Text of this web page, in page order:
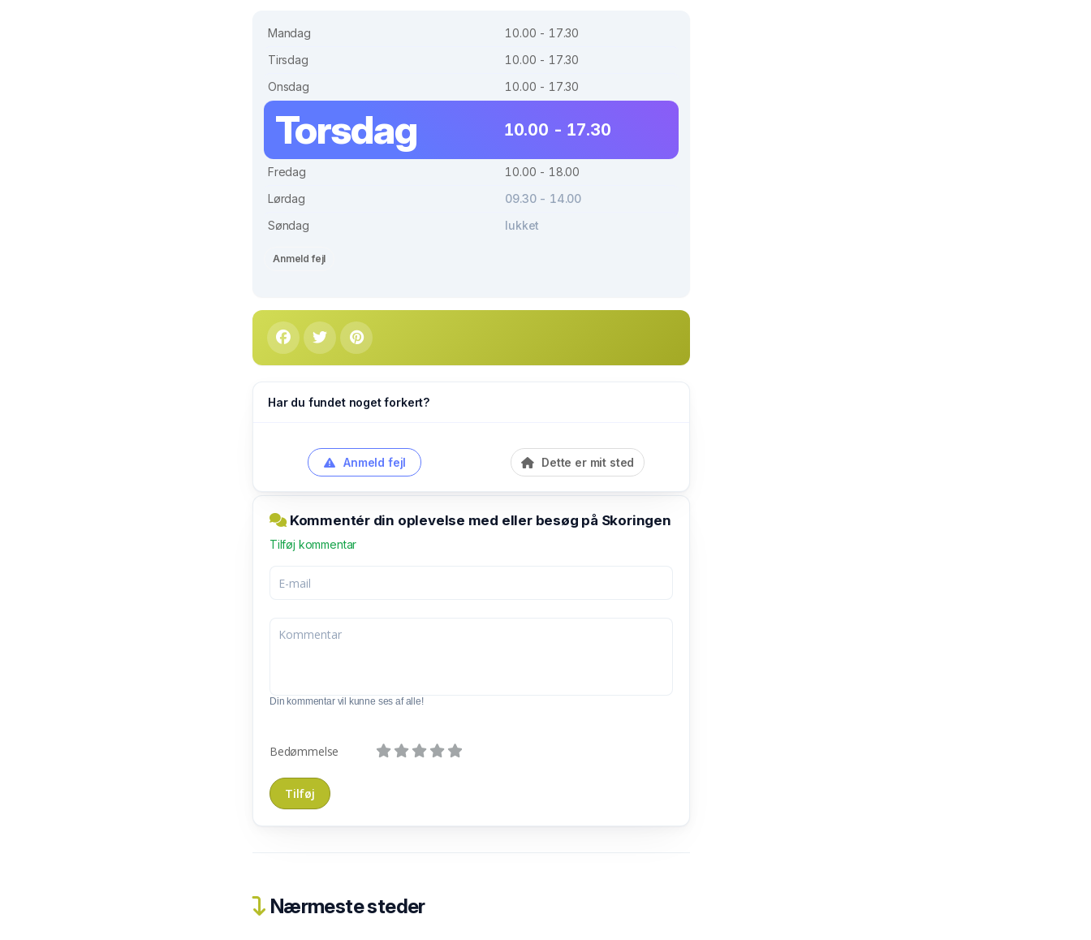
Mandag
10.00 - 17.30
Tirsdag
10.00 - 17.30
Onsdag
10.00 - 17.30
Torsdag 10.00 - 17.30
Fredag
10.00 - 18.00
Lørdag
09.30 - 14.00
Søndag
lukket
Anmeld fejl
Har du fundet noget forkert?
Anmeld fejl Dette er mit sted
Kommentér din oplevelse med eller besøg på Skoringen
Tilføj kommentar
Din kommentar vil kunne ses af alle!
Bedømmelse
Nærmeste steder